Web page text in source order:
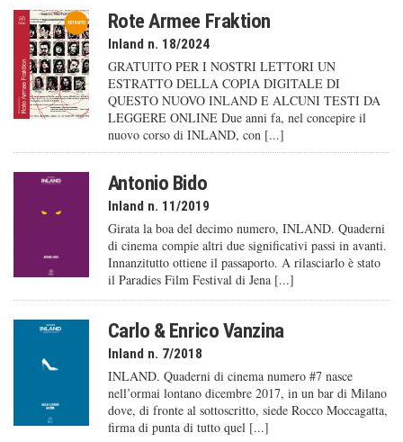
Rote Armee Fraktion
Inland n. 18/2024
GRATUITO PER I NOSTRI LETTORI UN
ESTRATTO DELLA COPIA DIGITALE DI
QUESTO NUOVO INLAND E ALCUNI TESTI DA
LEGGERE ONLINE Due anni fa, nel concepire il
nuovo corso di INLAND, con [...]
Antonio Bido
Inland n. 11/2019
Girata la boa del decimo numero, INLAND. Quaderni
di cinema compie altri due significativi passi in avanti.
Innanzitutto ottiene il passaporto. A rilasciarlo è stato
il Paradies Film Festival di Jena [...]
Carlo & Enrico Vanzina
Inland n. 7/2018
INLAND. Quaderni di cinema numero #7 nasce
nell’ormai lontano dicembre 2017, in un bar di Milano
dove, di fronte al sottoscritto, siede Rocco Moccagatta,
firma di punta di tutto quel [...]